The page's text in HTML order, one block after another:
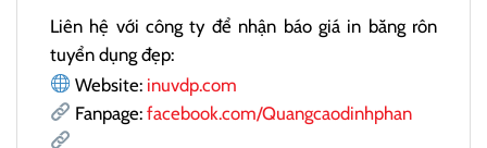
Liên hệ với công ty để nhận báo giá in băng rôn
tuyển dụng đẹp:
Website: inuvdp.com
Fanpage: facebook.com/Quangcaodinhphan